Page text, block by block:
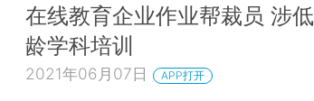
在线教育企业作业帮裁员 涉低
龄学科培训
2021年06月07日 APP打开